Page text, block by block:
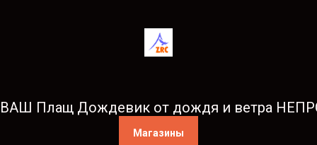
ВАШ Плащ Дождевик от дождя и ветра
Магазины